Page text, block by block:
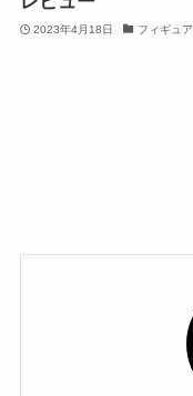
2023年4月18日 フィギュア